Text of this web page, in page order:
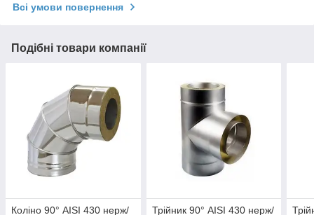
Всі умови повернення
Подібні товари компанії
Коліно 90° AISI 430 нерж/
Трійник 90° AISI 430 нерж/